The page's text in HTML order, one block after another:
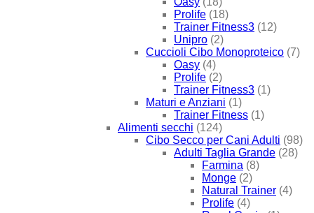
Prolife (18)
Trainer Fitness3 (12)
Unipro (2)
Cuccioli Cibo Monoproteico (7)
Oasy (4)
Prolife (2)
Trainer Fitness3 (1)
Maturi e Anziani (1)
Trainer Fitness (1)
Alimenti secchi (124)
Cibo Secco per Cani Adulti (98)
Adulti Taglia Grande (28)
Farmina (8)
Monge (2)
Natural Trainer (4)
Prolife (4)